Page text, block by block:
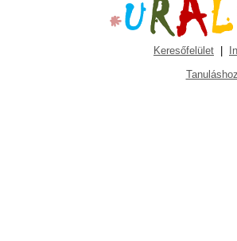
Keresőfelület